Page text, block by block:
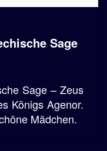
Sage
Sage – Zeus
Königs Agenor.
Mädchen.